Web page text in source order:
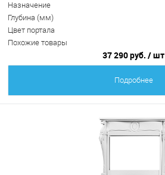
Назначение
Глубина (мм)
Цвет портала
Похожие товары
37 290 руб. / шт
Подробнее